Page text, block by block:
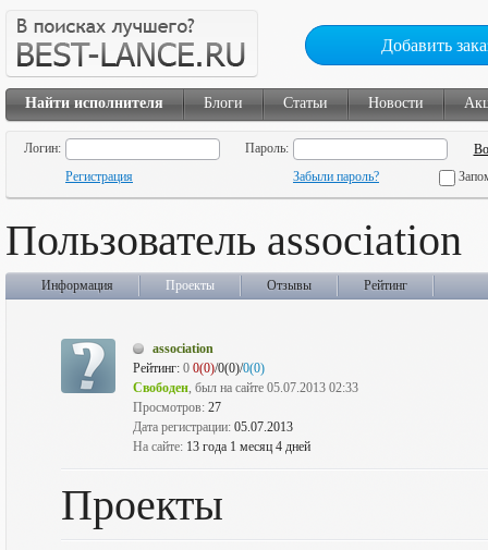
Добавить
Найти исполнителя Блоги Статьи Новости
Логин:
Пароль:
Регистрация
Забыли пароль?
Пользователь association
Информация Проекты Отзывы Рейтинг
association
Рейтинг: 0 0(0)/0(0)/0(0)
Свободен, был на сайте 05.07.2013 02:33
Просмотров: 27
Дата регистрации: 05.07.2013
На сайте: 13 года 1 месяц 4 дней
Проекты